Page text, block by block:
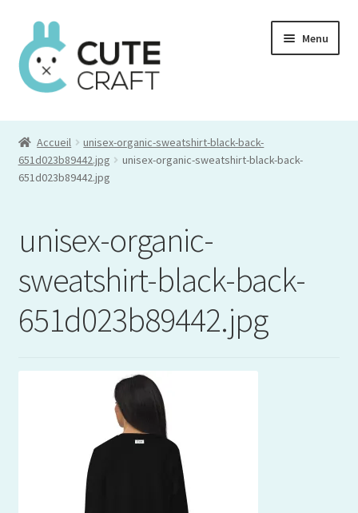
Aller
à
la
navigation
Aller
au
contenu
Menu
Commande
Accueil
unisex-organic-sweatshirt-black-back-
651d023b89442.jpg
unisex-organic-sweatshirt-black-back-
651d023b89442.jpg
unisex-organic-
sweatshirt-black-back-
651d023b89442.jpg